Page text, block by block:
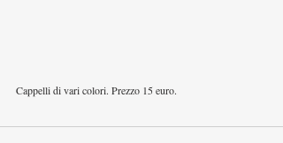
Cappelli di vari colori. Prezzo 15 euro.